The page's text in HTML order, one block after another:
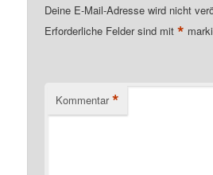
Deine E-Mail-Adresse wird nicht
Erforderliche Felder sind mit*
Kommentar *